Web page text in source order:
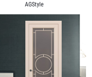
AGStyle